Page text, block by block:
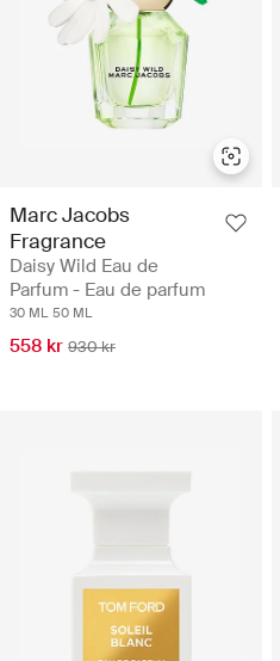
Marc Jacobs
Fragrance
Daisy Wild Eau de
Parfum - Eau de parfum
30 ML 50 ML
558 kr 930 kr